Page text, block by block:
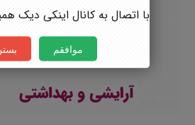
با اتصال به کانال اینکی دیک
موافقم